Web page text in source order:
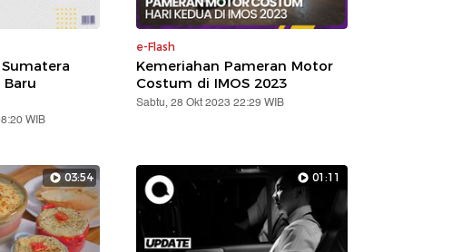
WIB
e-Flash
Kemeriahan Pameran Motor
Costum di IMOS 2023
Sabtu, 28 Okt 2023 22:29 WIB
03:54 01:11